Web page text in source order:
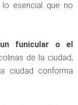
esencial que no
funicular o el
de la ciudad,
ciudad conforma